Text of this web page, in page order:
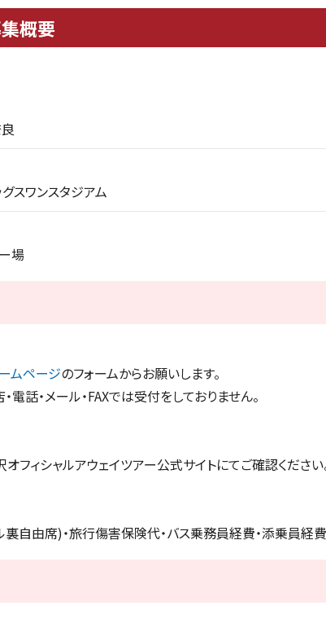
集概要
スワンスタジアム
場
ムページのフォームからお願いします。
話・メール・FAXでは受付をしておりません。
フィシャルアウェイツアー公式サイトにてご確認ください
裏自由席)・旅行傷害保険代・バス乗務員経費・添乗員経費